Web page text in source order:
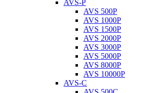
AVS-P
AVS 500P
AVS 1000P
AVS 1500P
AVS 2000P
AVS 3000P
AVS 5000P
AVS 8000P
AVS 10000P
AVS-C